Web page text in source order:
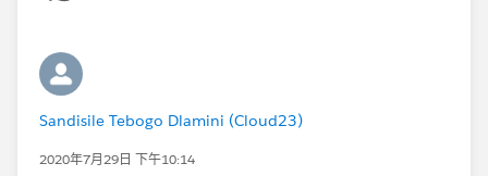
Sandisile Tebogo Dlamini (Cloud23)
2020年7月29日 下午10:14